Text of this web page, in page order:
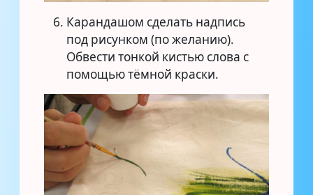
Карандашом сделать надпись
под рисунком (по желанию).
Обвести тонкой кистью слова с
помощью тёмной краски.